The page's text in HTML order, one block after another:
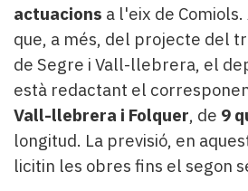
actuacions a l'eix de
que, a més, del projecte del
de Segre i Vall-llebrera, el
està redactant el
Vall-llebrera i Folquer, de 9
longitud. La previsió, en
licitin les obres fins el segon